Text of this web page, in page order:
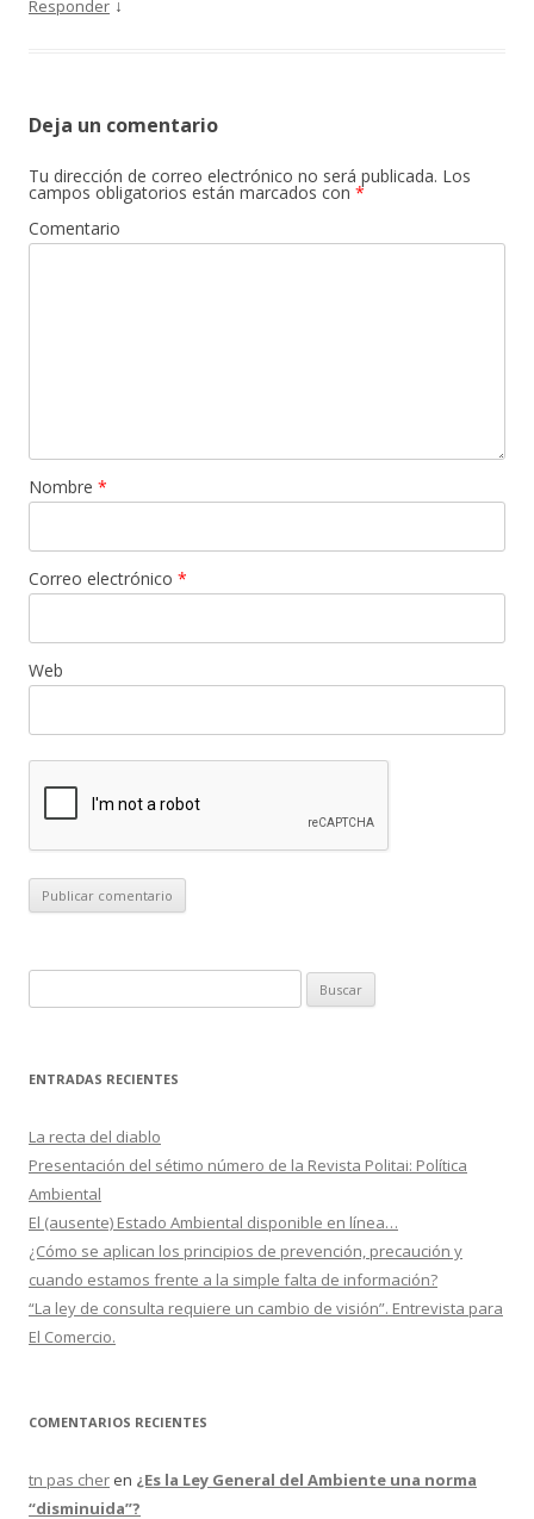
Responder ↓
Deja un comentario
Tu dirección de correo electrónico no será publicada. Los
campos obligatorios están marcados con *
Comentario
Nombre *
Correo electrónico *
Web
u
c
r
:
ENTRADAS RECIENTES
La recta del diablo
Presentación del sétimo número de la Revista Politai: Política
Ambiental
El (ausente) Estado Ambiental disponible en línea…
¿Cómo se aplican los principios de prevención, precaución y
cuando estamos frente a la simple falta de información?
“La ley de consulta requiere un cambio de visión”. Entrevista para
El Comercio.
COMENTARIOS RECIENTES
tn pas cher en ¿Es la Ley General del Ambiente una norma
“disminuida”?